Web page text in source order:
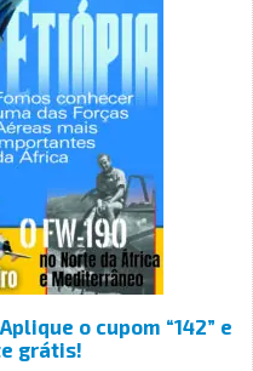
o cupom “142” e
grátis!